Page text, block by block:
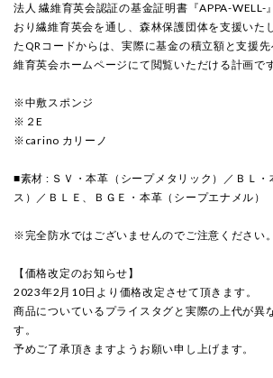
法人 繊維育英会認証の基金証明書『APPA-WELL-
おり繊維育英会を通し、森林保護団体を支援いた
たQRコードからは、実際に基金の積立額と支援
維育英会ホームページにて閲覧いただける計画です
※中敷スポンジ
※２E
※carino カリーノ
■素材 : ＳＶ・本革（シープメタリック）／ＢＬ
ス）／ＢＬＥ、ＢＧＥ・本革（シープエナメル）
※完全防水ではございませんのでご注意ください。
【価格改定のお知らせ】
2023年2月10日より価格改定させて頂きます。
商品についているプライスタグと実際の上代が異
す。
予めご了承頂きますようお願い申し上げます。